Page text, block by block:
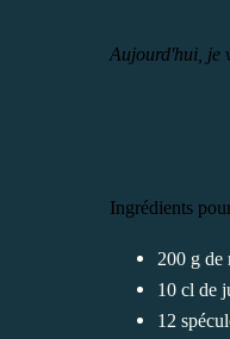
Aujourd'hui, je
Ingrédients
200 g de
10 cl de
12